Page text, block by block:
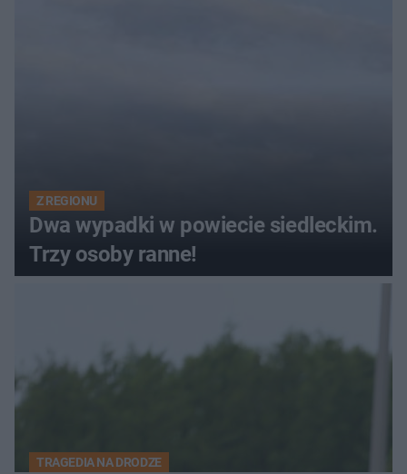
Z REGIONU
Dwa wypadki w powiecie siedleckim.
Trzy osoby ranne!
TRAGEDIA NA DRODZE